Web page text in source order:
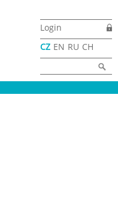
Login
CZ EN RU CH